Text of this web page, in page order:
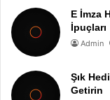
E İmza
İpuçları
Admin
Şık
Getirin